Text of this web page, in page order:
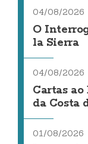
04/08/2026
O
la Sierra
04/08/2026
Cartas
da Costa
01/08/2026